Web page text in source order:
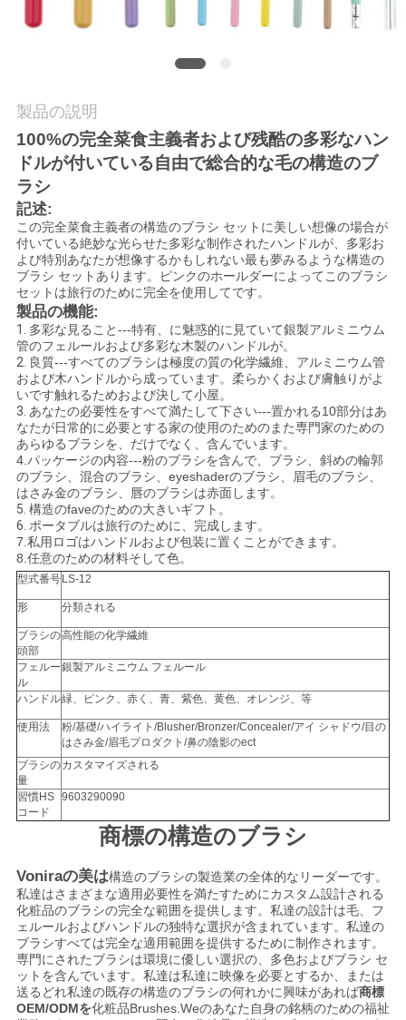
製品の説明
100%の完全菜食主義者および残酷の多彩なハン
ドルが付いている自由で総合的な毛の構造のブ
ラシ
記述:
この完全菜食主義者の構造のブラシ セットに美しい想像の場合が
付いている絶妙な光らせた多彩な制作されたハンドルが、多彩お
よび特別あなたが想像するかもしれない最も夢みるような構造の
ブラシ セットあります。ピンクのホールダーによってこのブラシ
セットは旅行のために完全を使用してです。
製品の機能:
1. 多彩な見ること---特有、に魅惑的に見ていて銀製アルミニウム
管のフェルールおよび多彩な木製のハンドルが。
2. 良質---すべてのブラシは極度の質の化学繊維、アルミニウム管
および木ハンドルから成っています。柔らかくおよび膚触りがよ
いです触れるためおよび決して小屋。
3. あなたの必要性をすべて満たして下さい---置かれる10部分はあ
なたが日常的に必要とする家の使用のためのまた専門家のための
あらゆるブラシを、だけでなく、含んでいます。
4.パッケージの内容---粉のブラシを含んで、ブラシ、斜めの輪郭
のブラシ、混合のブラシ、eyeshaderのブラシ、眉毛のブラシ、
はさみ金のブラシ、唇のブラシは赤面します。
5. 構造のfaveのための大きいギフト。
6. ポータブルは旅行のために、完成します。
7.私用ロゴはハンドルおよび包装に置くことができます。
8.任意のための材料そして色。
型式番号 LS-12
形 分類される
ブラシの
頭部
高性能の化学繊維
フェルー
ル
銀製アルミニウム フェルール
ハンドル緑、ピンク、赤く、青、紫色、黄色、オレンジ、等
使用法
粉/基礎/ハイライト/Blusher/Bronzer/Concealer/アイ シャドウ/目の
はさみ金/眉毛プロダクト/鼻の陰影のect
ブラシの
量
カスタマイズされる
習慣HS
コード
9603290090
商標の構造のブラシ
Voniraの美は構造のブラシの製造業の全体的なリーダーです。
私達はさまざまな適用必要性を満たすためにカスタム設計される
化粧品のブラシの完全な範囲を提供します。私達の設計は毛、フ
ェルールおよびハンドルの独特な選択が含まれています。私達の
ブラシすべては完全な適用範囲を提供するために制作されます。
専門にされたブラシは環境に優しい選択の、多色およびブラシ セ
ットを含んでいます。私達は私達に映像を必要とするか、または
送るどれ私達の既存の構造のブラシの何れかに興味があれば商標
OEM/ODMを化粧品Brushes.Weのあなた自身の銘柄のための福祉